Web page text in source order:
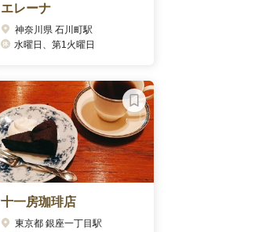
エレーナ
神奈川県 石川町駅
水曜日、第1火曜日
十一房珈琲店
東京都 銀座一丁目駅